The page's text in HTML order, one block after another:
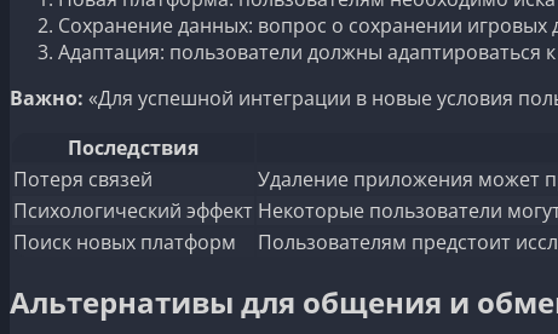
Сохранение данных: вопрос о сохранении игровых
Адаптация: пользователи должны
Важно: «Для успешной интеграции в новые условия
Последствия
Потеря связей
Удаление приложения может
Психологический эффект Некоторые пользователи
Поиск новых платформ
Пользователям предстоит
Альтернативы для общения и